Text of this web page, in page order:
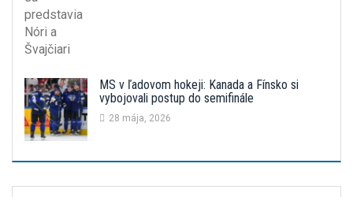
MS v ľadovom hokeji: Kanada a Fínsko si
vybojovali postup do semifinále
28 mája, 2026